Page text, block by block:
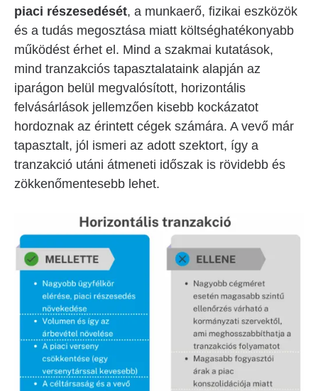
piaci részesedését, a munkaerő, fizikai eszközök
és a tudás megosztása miatt költséghatékonyabb
működést érhet el. Mind a szakmai kutatások,
mind tranzakciós tapasztalataink alapján az
iparágon belül megvalósított, horizontális
felvásárlások jellemzően kisebb kockázatot
hordoznak az érintett cégek számára. A vevő már
tapasztalt, jól ismeri az adott szektort, így a
tranzakció utáni átmeneti időszak is rövidebb és
zökkenőmentesebb lehet.